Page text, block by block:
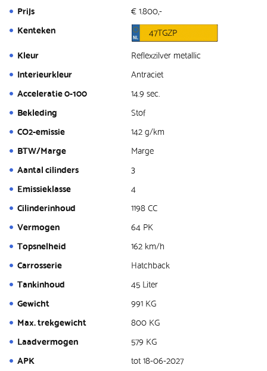
Prijs
€ 1.800,-
Kenteken
47TGZP
Kleur
Reflexzilver metallic
Interieurkleur
Antraciet
Acceleratie 0-100
14.9 sec.
Bekleding
Stof
CO2-emissie
142 g/km
BTW/Marge
Marge
Aantal cilinders
3
Emissieklasse
4
Cilinderinhoud
1198 CC
Vermogen
64 PK
Topsnelheid
162 km/h
Carrosserie
Hatchback
Tankinhoud
45 Liter
Gewicht
991 KG
Max. trekgewicht
800 KG
Laadvermogen
579 KG
APK
tot 18-06-2027